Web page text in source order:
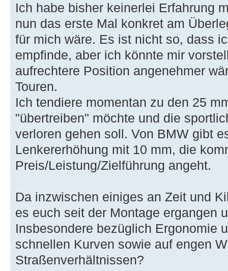
Ich habe bisher keinerlei Erfahrung
nun das erste Mal konkret am
für mich wäre. Es ist nicht so, dass
empfinde, aber ich könnte mir
aufrechtere Position angenehmer
Touren.
Ich tendiere momentan zu den 25
"übertreiben" möchte und die
verloren gehen soll. Von BMW gibt
Lenkererhöhung mit 10 mm, die
Preis/Leistung/Zielführung angeht.
Da inzwischen einiges an Zeit und
es euch seit der Montage ergangen
Insbesondere bezüglich Ergonomie
schnellen Kurven sowie auf engen
Straßenverhältnissen?